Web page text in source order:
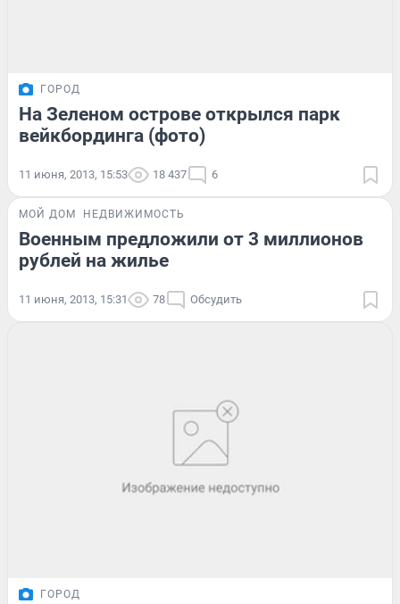
ГОРОД
На Зеленом острове открылся парк
вейкбординга (фото)
11 июня, 2013, 15:53 18 437 6
МОЙ ДОМ НЕДВИЖИМОСТЬ
Военным предложили от 3 миллионов
рублей на жилье
11 июня, 2013, 15:31 78 Обсудить
ГОРОД